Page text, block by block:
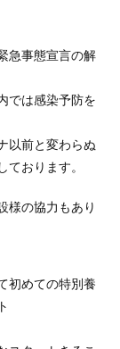
急事態宣言の解
では感染予防を
以前と変わらぬ
おります。
様の協力もあり
初めての特別養